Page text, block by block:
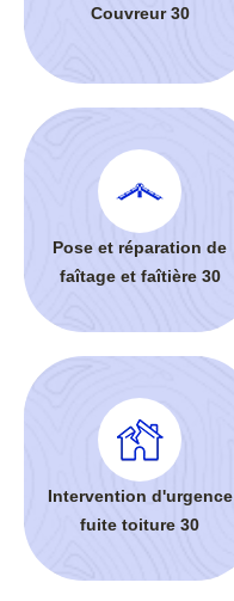
Couvreur 30
Pose et réparation de
faîtage et faîtière 30
Intervention d'urgence
fuite toiture 30